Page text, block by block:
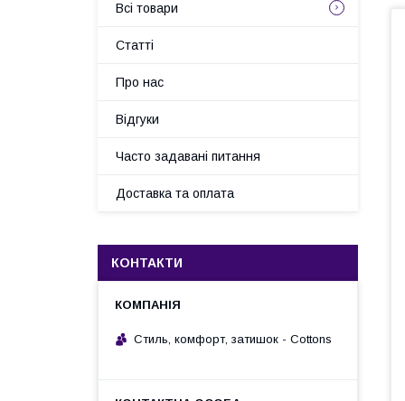
Всі товари
Статті
Про нас
Відгуки
Часто задавані питання
Доставка та оплата
КОНТАКТИ
Стиль, комфорт, затишок - Cottons